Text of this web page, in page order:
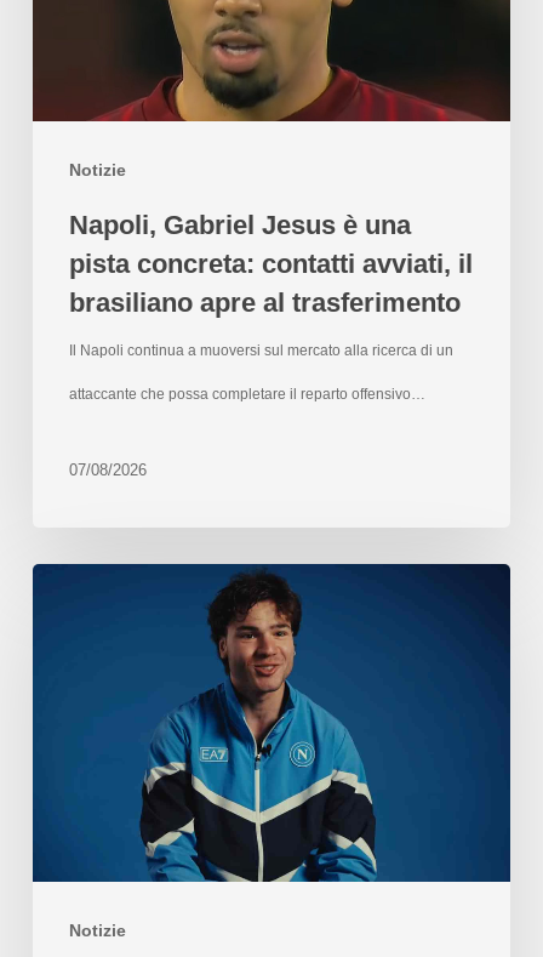
Notizie
Napoli, Gabriel Jesus è una
pista concreta: contatti avviati, il
brasiliano apre al trasferimento
Il Napoli continua a muoversi sul mercato alla ricerca di un
attaccante che possa completare il reparto offensivo…
07/08/2026
Notizie